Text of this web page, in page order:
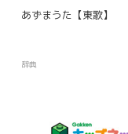
あずまうた【東歌】
辞典